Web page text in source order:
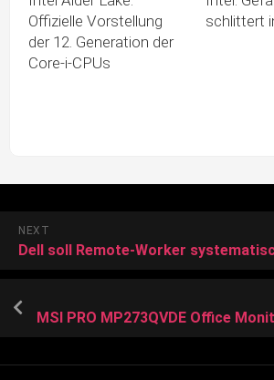
Offizielle Vorstellung
der 12. Generation der
Core-i-CPUs
schlittert
NEXT
MSI PRO MP273QVDE Office